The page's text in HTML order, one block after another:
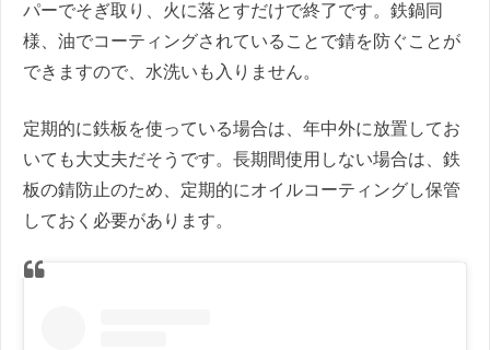
パーでそぎ取り、火に落とすだけで終了です。鉄鍋同
様、油でコーティングされていることで錆を防ぐことが
できますので、水洗いも入りません。
定期的に鉄板を使っている場合は、年中外に放置してお
いても大丈夫だそうです。長期間使用しない場合は、鉄
板の錆防止のため、定期的にオイルコーティングし保管
しておく必要があります。